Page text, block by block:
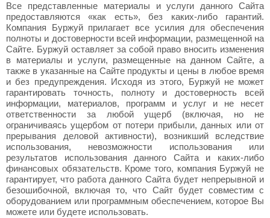
Все представленные материалы и услуги данного Сайта
предоставляются «как есть», без каких-либо гарантий.
Компания Буржуй прилагает все усилия для обеспечения
полноты и достоверности всей информации, размещенной на
Сайте. Буржуй оставляет за собой право вносить изменения
в материалы и услуги, размещенные на данном Сайте, а
также в указанные на Сайте продукты и цены в любое время
и без предупреждения. Исходя из этого, Буржуй не может
гарантировать точность, полноту и достоверность всей
информации, материалов, программ и услуг и не несет
ответственности за любой ущерб (включая, но не
ограничиваясь ущербом от потери прибыли, данных или от
прерывания деловой активности), возникший вследствие
использования, невозможности использования или
результатов использования данного Сайта и каких-либо
финансовых обязательств. Кроме того, компания Буржуй не
гарантирует, что работа данного Сайта будет непрерывной и
безошибочной, включая то, что Сайт будет совместим с
оборудованием или программным обеспечением, которое Вы
можете или будете использовать.